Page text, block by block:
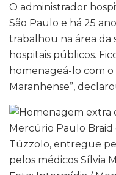
O administrador
São Paulo e há 25
trabalhou na área da
hospitais públicos.
homenageá-lo com
Maranhense”,